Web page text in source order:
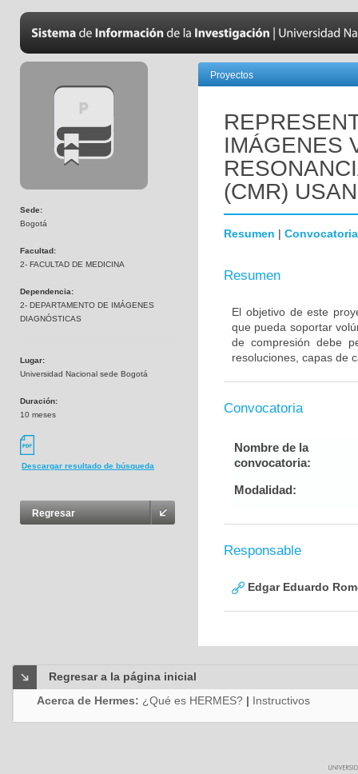
Sede:
Bogotá
Facultad:
2- FACULTAD DE MEDICINA
Dependencia:
2- DEPARTAMENTO DE IMÁGENES
DIAGNÓSTICAS
Lugar:
Universidad Nacional sede Bogotá
Duración:
10 meses
Descargar resultado de búsqueda
Regresar
Proyectos
IMÁGENES
(CMR)
Resumen | Convocatoria
Resumen
El objetivo de este
que pueda soportar
de compresión debe
resoluciones, capas de
Convocatoria
Nombre de la
convocatoria:
Modalidad:
Responsable
Edgar Eduardo
Regresar a la página inicial
Acerca de Hermes: ¿Qué es HERMES? | Instructivos